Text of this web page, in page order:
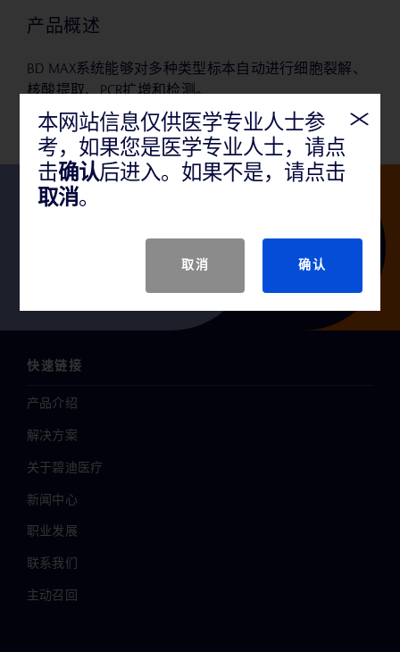
产品概述
BD MAX系统能够对多种类型标本自动进行细胞裂解、
核酸提取、PCR扩增和检测。
快速链接
产品介绍
解决方案
关于碧迪医疗
新闻中心
职业发展
联系我们
主动召回
本网站信息仅供医学专业人士参
考，如果您是医学专业人士，请点
击确认后进入。如果不是，请点击
取消。
取消 确认